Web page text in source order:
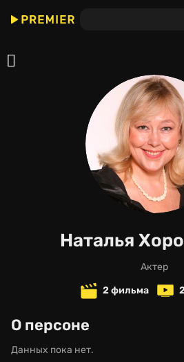
Наталья
актер
2 фильма
О персоне
Данных пока нет.